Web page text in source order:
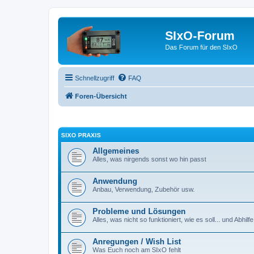
SIxO-Forum
Das Forum für den SIxO
Schnellzugriff FAQ
Foren-Übersicht
SIXO PRAXIS
Allgemeines
Alles, was nirgends sonst wo hin passt
Anwendung
Anbau, Verwendung, Zubehör usw.
Probleme und Lösungen
Alles, was nicht so funktioniert, wie es soll... und Abhilfe
Anregungen / Wish List
Was Euch noch am SIxO fehlt